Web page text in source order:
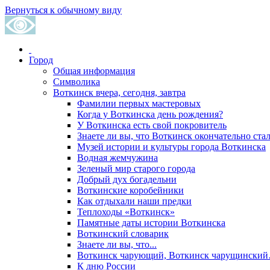
Вернуться к обычному виду
Город
Общая информация
Символика
Воткинск вчера, сегодня, завтра
Фамилии первых мастеровых
Когда у Воткинска день рождения?
У Воткинска есть свой покровитель
Знаете ли вы, что Воткинск окончательно
Музей истории и культуры города Воткинска
Водная жемчужина
Зеленый мир старого города
Добрый дух богадельни
Воткинские коробейники
Как отдыхали наши предки
Теплоходы «Воткинск»
Памятные даты истории Воткинска
Воткинский словарик
Знаете ли вы, что...
Воткинск чарующий, Воткинск
К дню России